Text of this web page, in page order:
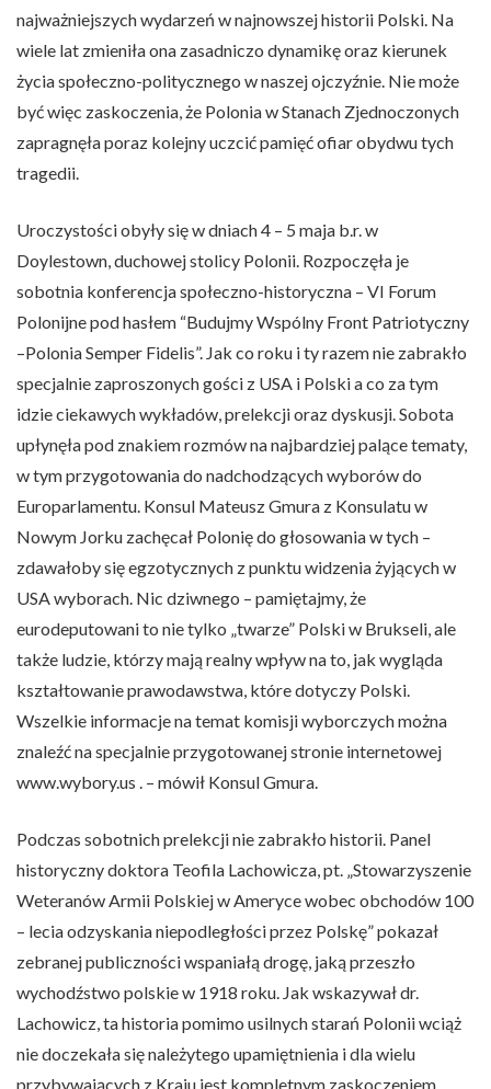
najważniejszych wydarzeń w najnowszej historii Polski. Na
wiele lat zmieniła ona zasadniczo dynamikę oraz kierunek
życia społeczno-politycznego w naszej ojczyźnie. Nie może
być więc zaskoczenia, że Polonia w Stanach Zjednoczonych
zapragnęła poraz kolejny uczcić pamięć ofiar obydwu tych
tragedii.
Uroczystości obyły się w dniach 4 – 5 maja b.r. w
Doylestown, duchowej stolicy Polonii. Rozpoczęła je
sobotnia konferencja społeczno-historyczna – VI Forum
Polonijne pod hasłem “Budujmy Wspólny Front Patriotyczny
–Polonia Semper Fidelis”. Jak co roku i ty razem nie zabrakło
specjalnie zaproszonych gości z USA i Polski a co za tym
idzie ciekawych wykładów, prelekcji oraz dyskusji. Sobota
upłynęła pod znakiem rozmów na najbardziej palące tematy,
w tym przygotowania do nadchodzących wyborów do
Europarlamentu. Konsul Mateusz Gmura z Konsulatu w
Nowym Jorku zachęcał Polonię do głosowania w tych –
zdawałoby się egzotycznych z punktu widzenia żyjących w
USA wyborach. Nic dziwnego – pamiętajmy, że
eurodeputowani to nie tylko „twarze” Polski w Brukseli, ale
także ludzie, którzy mają realny wpływ na to, jak wygląda
kształtowanie prawodawstwa, które dotyczy Polski.
Wszelkie informacje na temat komisji wyborczych można
znaleźć na specjalnie przygotowanej stronie internetowej
www.wybory.us . – mówił Konsul Gmura.
Podczas sobotnich prelekcji nie zabrakło historii. Panel
historyczny doktora Teofila Lachowicza, pt. „Stowarzyszenie
Weteranów Armii Polskiej w Ameryce wobec obchodów 100
– lecia odzyskania niepodległości przez Polskę” pokazał
zebranej publiczności wspaniałą drogę, jaką przeszło
wychodźstwo polskie w 1918 roku. Jak wskazywał dr.
Lachowicz, ta historia pomimo usilnych starań Polonii wciąż
nie doczekała się należytego upamiętnienia i dla wielu
przybywających z Kraju jest kompletnym zaskoczeniem.